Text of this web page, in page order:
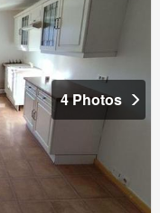
4 Photos